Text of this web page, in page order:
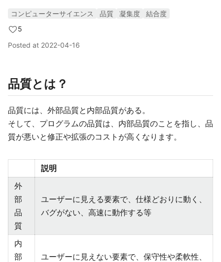
コンピューターサイエンス 品質 凝集度
結合度
5
Posted at 2022-04-16
品質とは？
品質には、外部品質と内部品質がある。
そして、プログラムの品質は、内部品質のことを指し、品
質が悪いと修正や拡張のコストが高くなります。
説明
外
部
品
質
ユーザーに見える要素で、仕様どおりに動く、
バグがない、高速に動作する等
内
部
ユーザーに見えない要素で、保守性や柔軟性、